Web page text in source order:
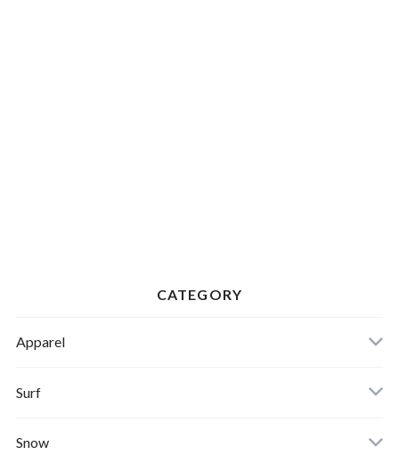
CATEGORY
Apparel
Banks Journal
Critical Slide(TCSS)
Surf
Surfboards
Snow